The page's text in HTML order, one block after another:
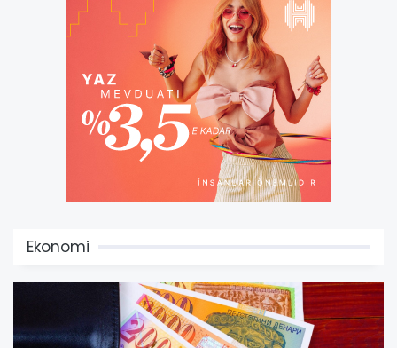
Ekonomi